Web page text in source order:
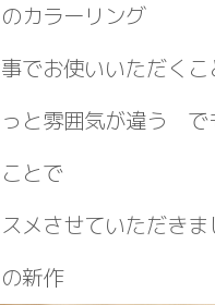
カラーリング
でお使いいただく
と雰囲気が違う で
とで
メさせていただき
新作